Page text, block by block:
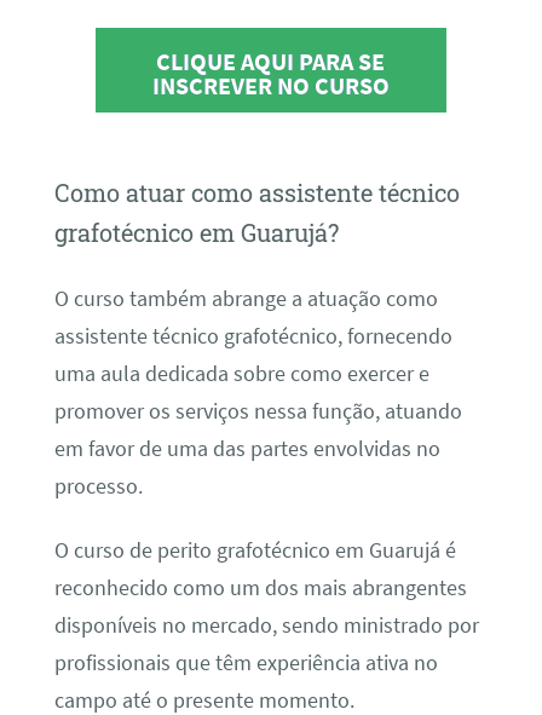
CLIQUE AQUI PARA SE
INSCREVER NO CURSO
Como atuar como assistente técnico
grafotécnico em Guarujá?
O curso também abrange a atuação como
assistente técnico grafotécnico, fornecendo
uma aula dedicada sobre como exercer e
promover os serviços nessa função, atuando
em favor de uma das partes envolvidas no
processo.
O curso de perito grafotécnico em Guarujá é
reconhecido como um dos mais abrangentes
disponíveis no mercado, sendo ministrado por
profissionais que têm experiência ativa no
campo até o presente momento.